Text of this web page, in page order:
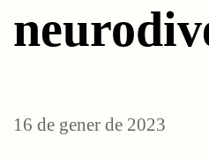
16 de gener de 2023